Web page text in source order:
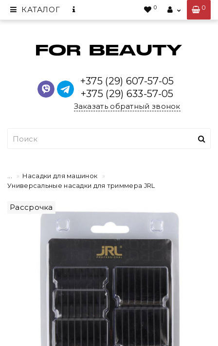
0
КАТАЛОГ 0
+375 (29) 607-57-05
+375 (29) 633-57-05
Заказать обратный звонок
Насадки для машинок
Универсальные насадки для триммера JRL
Рассрочка